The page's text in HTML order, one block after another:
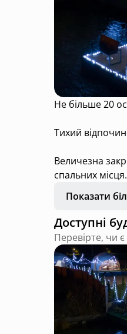
Не більше 20
Тихий
Величезна
спальних
На вулиці -
В приміщенні -
ігри.
Все це входить
Також
Завтраки по
Додатково
Хочете
Показати
Доступні
Перевірте, чи є